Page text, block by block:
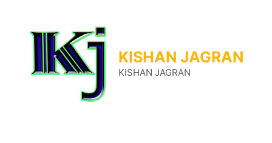
content
KISHAN JAGRAN
KISHAN JAGRAN